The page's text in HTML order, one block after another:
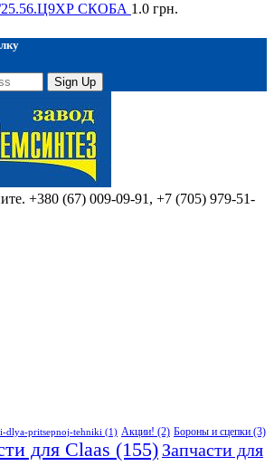
СКОБА 1.0 грн.
Sign Up
+380 (67) 009-09-91, +7 (705) 979-51-
dlya-pritsepnoj-tehniki (1) Акции! (2) Бороны и сцепки (3)
для Claas (155) Запчасти для